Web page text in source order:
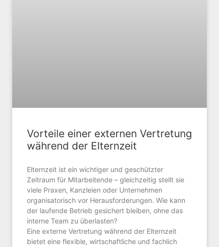
Vorteile einer externen Vertretung
während der Elternzeit
Elternzeit ist ein wichtiger und geschützter
Zeitraum für Mitarbeitende – gleichzeitig stellt sie
viele Praxen, Kanzleien oder Unternehmen
organisatorisch vor Herausforderungen. Wie kann
der laufende Betrieb gesichert bleiben, ohne das
interne Team zu überlasten?
Eine externe Vertretung während der Elternzeit
bietet eine flexible, wirtschaftliche und fachlich